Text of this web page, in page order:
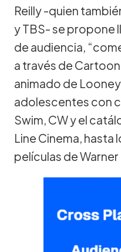
Reilly -quien
y TBS- se propone
de audiencia,
a través de
animado de
adolescentes con
Swim, CW y el
Line Cinema, hasta
películas de Warner